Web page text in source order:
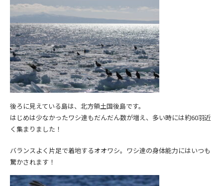
後ろに見えている島は、北方領土国後島です。
はじめは少なかったワシ達もだんだん数が増え、多い時には約60羽近
く集まりました！
バランスよく片足で着地するオオワシ。ワシ達の身体能力にはいつも
驚かされます！